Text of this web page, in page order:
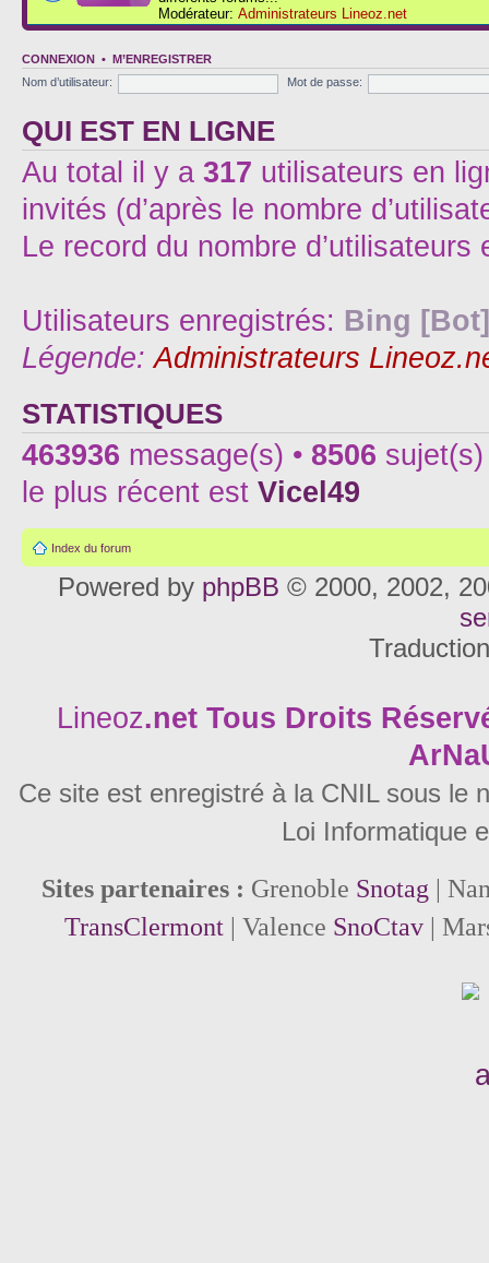
Modérateur: Administrateurs Lineoz.net
CONNEXION • M’ENREGISTRER
Nom d’utilisateur:
Mot de passe:
QUI EST EN LIGNE
Au total il y a 317 utilisateurs en
invités (d’après le nombre
Le record du nombre
Utilisateurs enregistrés: Bing [Bot]
Légende:Administrateurs
STATISTIQUES
463936 message(s) • 8506
le plus récent est Vicel49
Index du forum
Powered by phpBB © 2000, 2002,
Lineoz.net Tous Droits
Ce site est enregistré à la CNIL sous le
Loi Informatique
Sites partenaires : Grenoble Snotag |
TransClermont| Valence SnoCtav|